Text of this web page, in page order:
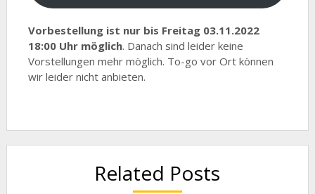
Vorbestellung ist nur bis Freitag 03.11.2022
18:00 Uhr möglich. Danach sind leider keine
Vorstellungen mehr möglich. To-go vor Ort können
wir leider nicht anbieten.
Related Posts